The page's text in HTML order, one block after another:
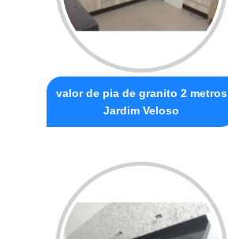
valor de pia de granito 2 metros
Jardim Veloso